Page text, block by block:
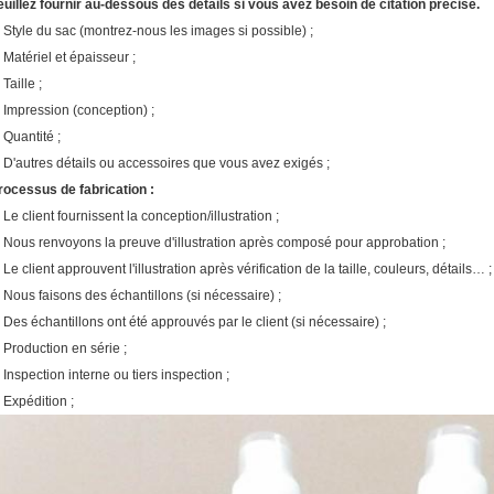
fournir au-dessous des détails si vous avez besoin de citation précise.
Style du sac (montrez-nous les images si possible) ;
Matériel et épaisseur ;
Taille ;
Impression (conception) ;
Quantité ;
D'autres détails ou accessoires que vous avez exigés ;
de fabrication :
Le client fournissent la conception/illustration ;
Nous renvoyons la preuve d'illustration après composé pour approbation ;
Le client approuvent l'illustration après vérification de la taille, couleurs, détails… ;
Nous faisons des échantillons (si nécessaire) ;
Des échantillons ont été approuvés par le client (si nécessaire) ;
Production en série ;
Inspection interne ou tiers inspection ;
Expédition ;